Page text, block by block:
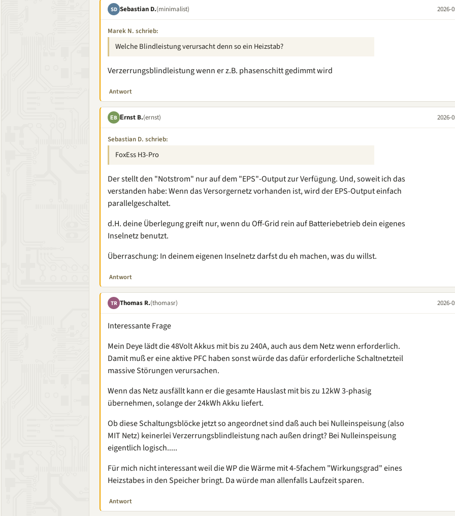
SD Sebastian D.(minimalist) 2026-
Marek N. schrieb:
Welche Blindleistung verursacht denn so ein Heizstab?
Verzerrungsblindleistung wenn er z.B. phasenschitt gedimmt wird
Antwort
ΕB Εrnst B.(ernst) 2026-
Sebastian D. schrieb:
FoxEss H3-Pro
Der stellt den "Notstrom" nur auf dem "EPS"-Output zur Verfügung. Und, soweit ich das
verstanden habe: Wenn das Versorgernetz vorhanden ist, wird der EPS-Output einfach
parallelgeschaltet.
d.H. deine Überlegung greift nur, wenn du Off-Grid rein auf Batteriebetrieb dein eigenes
Inselnetz benutzt.
Überraschung: In deinem eigenen Inselnetz darfst du eh machen, was du willst.
Antwort
TR Thomas R.(thomasr) 2026-
Interessante Frage
Mein Deye lädt die 48Volt Akkus mit bis zu 240A, auch aus dem Netz wenn erforderlich.
Damit muß er eine aktive PFC haben sonst würde das dafür erforderliche Schaltnetzteil
massive Störungen verursachen.
Wenn das Netz ausfällt kann er die gesamte Hauslast mit bis zu 12kW 3-phasig
übernehmen, solange der 24kWh Akku liefert.
Ob diese Schaltungsblöcke jetzt so angeordnet sind daß auch bei Nulleinspeisung (also
MIT Netz) keinerlei Verzerrungsblindleistung nach außen dringt? Bei Nulleinspeisung
eigentlich logisch.....
Für mich nicht interessant weil die WP die Wärme mit 4-5fachem "Wirkungsgrad" eines
Heizstabes in den Speicher bringt. Da würde man allenfalls Laufzeit sparen.
Antwort